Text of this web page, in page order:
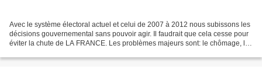
Avec le système électoral actuel et celui de 2007 à 2012 nous subissons les
décisions gouvernemental sans pouvoir agir. Il faudrait que cela cesse pour
éviter la chute de LA FRANCE. Les problèmes majeurs sont: le chômage, le